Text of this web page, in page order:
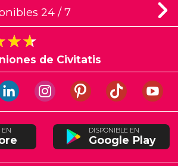
24 / 7
de Civitatis
EN DISPONIBLE EN
Google Play